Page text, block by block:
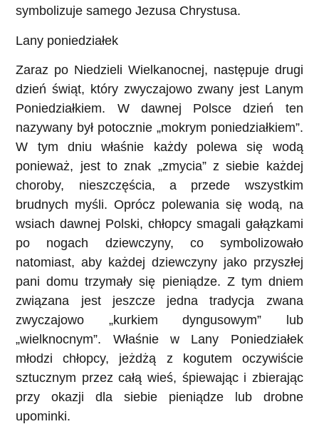
symbolizuje samego Jezusa Chrystusa.
Lany poniedziałek
Zaraz po Niedzieli Wielkanocnej, następuje drugi
dzień świąt, który zwyczajowo zwany jest Lanym
Poniedziałkiem. W dawnej Polsce dzień ten
nazywany był potocznie „mokrym poniedziałkiem”.
W tym dniu właśnie każdy polewa się wodą
ponieważ, jest to znak „zmycia” z siebie każdej
choroby, nieszczęścia, a przede wszystkim
brudnych myśli. Oprócz polewania się wodą, na
wsiach dawnej Polski, chłopcy smagali gałązkami
po nogach dziewczyny, co symbolizowało
natomiast, aby każdej dziewczyny jako przyszłej
pani domu trzymały się pieniądze. Z tym dniem
związana jest jeszcze jedna tradycja zwana
zwyczajowo „kurkiem dyngusowym” lub
„wielknocnym”. Właśnie w Lany Poniedziałek
młodzi chłopcy, jeżdżą z kogutem oczywiście
sztucznym przez całą wieś, śpiewając i zbierając
przy okazji dla siebie pieniądze lub drobne
upominki.